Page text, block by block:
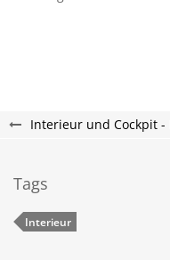
Interieur und Cockpit -
Tags
Interieur